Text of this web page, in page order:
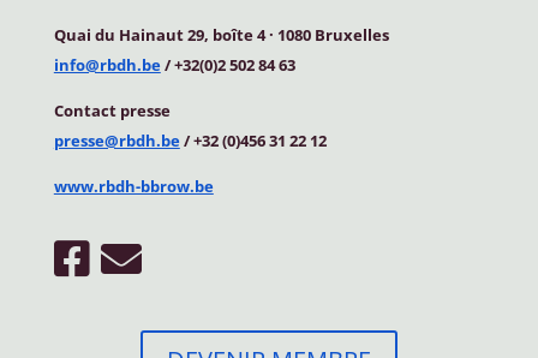
Quai du Hainaut 29, boîte 4· 1080 Bruxelles
info@rbdh.be/ +32(0)2 502 84 63
Contact presse
presse@rbdh.be/ +32 (0)456 31 22 12
www.rbdh-bbrow.be